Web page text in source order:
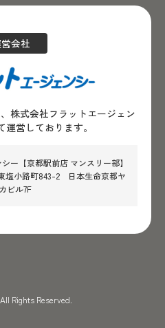
会社
株式会社フラットエージェン
運営しております。
ー【京都駅前店 マンスリー部】
塩小路町843-2 日本生命京都ヤ
ビル7F
Rights Reserved.